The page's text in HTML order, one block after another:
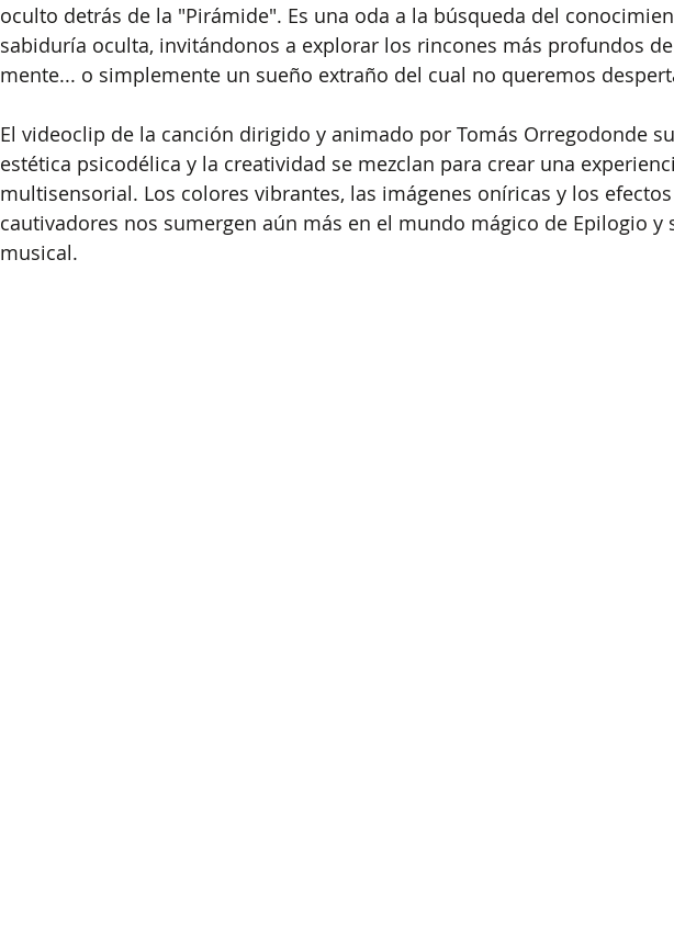
oculto detrás de la "Pirámide". Es una oda a la búsqueda del
sabiduría oculta, invitándonos a explorar los rincones más profundos
mente... o simplemente un sueño extraño del cual no queremos
El videoclip de la canción dirigido y animado por Tomás Orregodonde
estética psicodélica y la creatividad se mezclan para crear una
multisensorial. Los colores vibrantes, las imágenes oníricas y los
cautivadores nos sumergen aún más en el mundo mágico de Epilogio
musical.